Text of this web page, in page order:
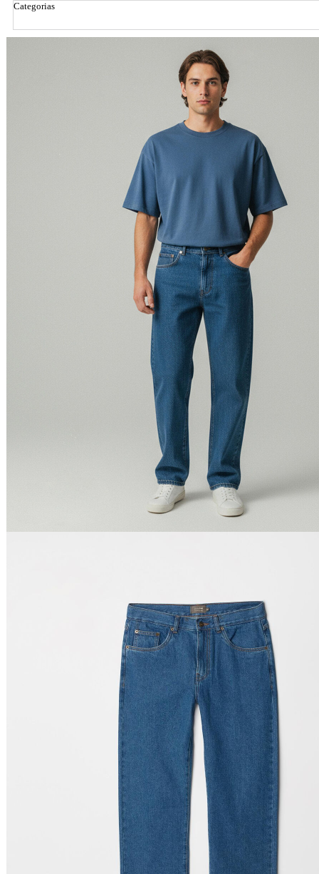
Categorias
Nome do Produto Z - A